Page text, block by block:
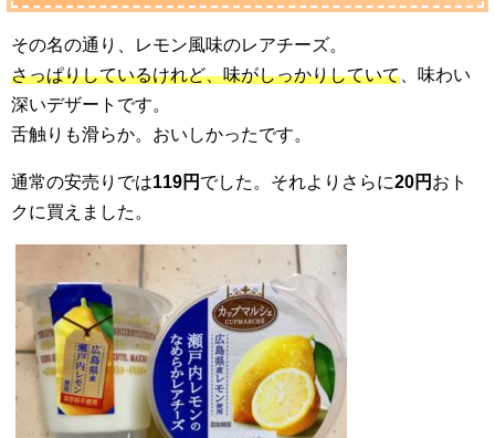
その名の通り、レモン風味のレアチーズ。
さっぱりしているけれど、味がしっかりしていて、味わい
深いデザートです。
舌触りも滑らか。おいしかったです。
通常の安売りでは119円 でした。それよりさらに20円 おト
クに買えました。